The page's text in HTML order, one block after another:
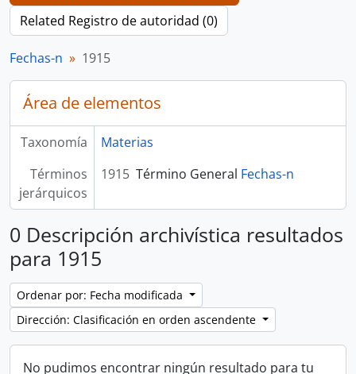
Related Registro de autoridad (0)
Fechas-n 1915
Área de elementos
Taxonomía
Materias
Términos
jerárquicos
1915 Término General Fechas-n
0 Descripción archivística resultados
para 1915
Ordenar por: Fecha modificada
Dirección: Clasificación en orden ascendente
No pudimos encontrar ningún resultado para tu